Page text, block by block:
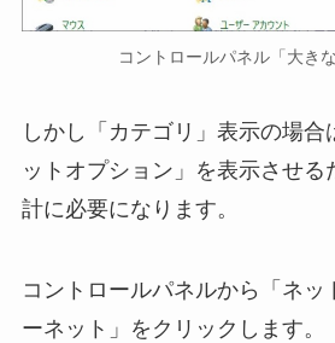
コントロールパネル「大き
しかし「カテゴリ」表示の場合
ットオプション」を表示させる
計に必要になります。
コントロールパネルから「ネッ
ーネット」をクリックします。